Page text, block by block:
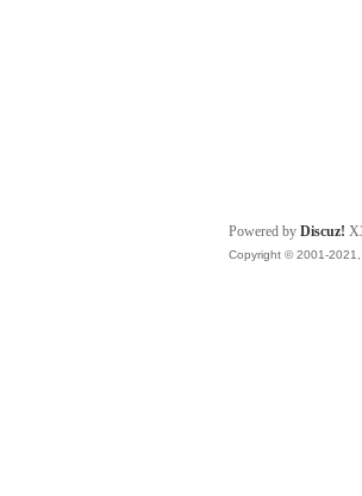
Powered by Discuz!
Copyright © 2001-2021,